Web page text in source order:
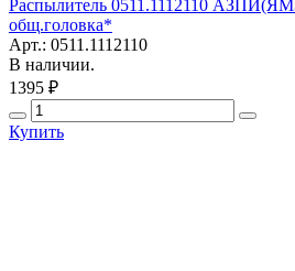
Распылитель 0511.1112110
общ.головка*
Арт.: 0511.1112110
В наличии.
1395 ₽
Купить